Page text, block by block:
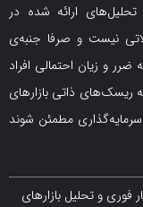
شده در
و صرفا جنبه‌ی
افراد
بازارهای
مطمئن شوند
بازارهای